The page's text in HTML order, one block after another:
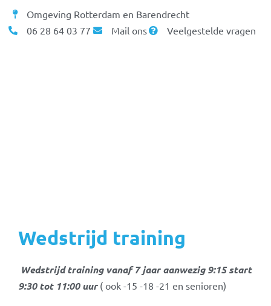
Omgeving Rotterdam en Barendrecht
06 28 64 03 77
Mail ons Veelgestelde vragen
Wedstrijd training
Wedstrijd training vanaf 7 jaar aanwezig 9:15 start
9:30 tot 11:00 uur( ook -15 -18 -21 en senioren)